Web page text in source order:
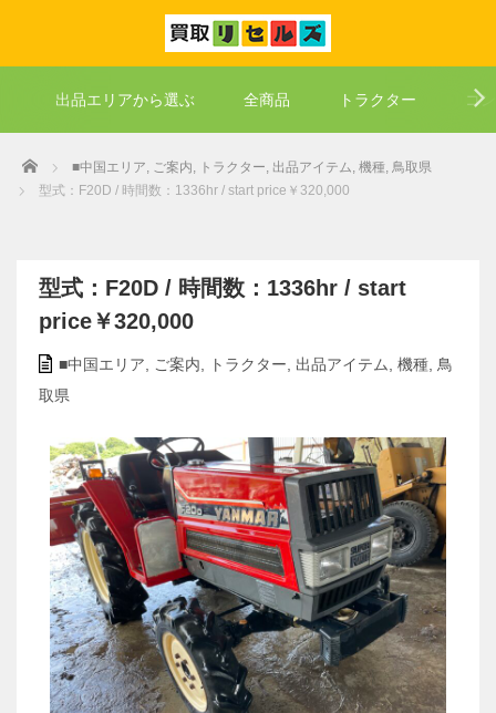
出品エリアから選ぶ 全商品 トラクター コ
Home ■中国エリア, ご案内, トラクター, 出品アイテム, 機種, 鳥取県
型式：F20D / 時間数：1336hr / start price￥320,000
型式：F20D / 時間数：1336hr / start
price￥320,000
■中国エリア ご案内 トラクター 出品アイテム 機種 鳥
取県